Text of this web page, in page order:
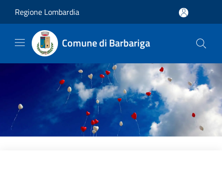
Regione Lombardia
Comune di Barbariga